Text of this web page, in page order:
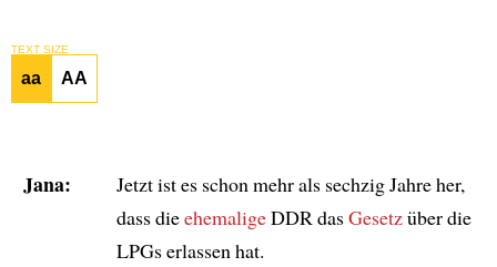
TEXT SIZE
aa AA
Jana:
Jetzt ist es schon mehr als sechzig Jahre her,
dass dieehemaligeDDR dasGesetzüber die
LPGs erlassen hat.